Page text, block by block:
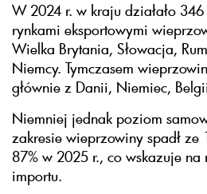
W 2024 r. w kraju działało
rynkami eksportowymi
Wielka Brytania, Słowacja,
Niemcy. Tymczasem
głównie z Danii, Niemiec,
Niemniej jednak poziom
zakresie wieprzowiny spadł ze
87% w 2025 r., co wskazuje na
importu.